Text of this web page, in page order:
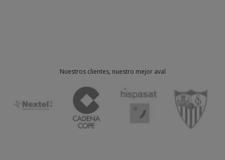
Nuestros clientes, nuestro mejor aval